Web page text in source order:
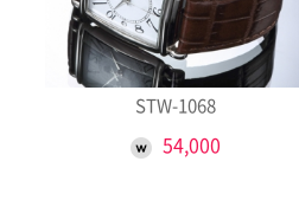
STW-1068
54,000